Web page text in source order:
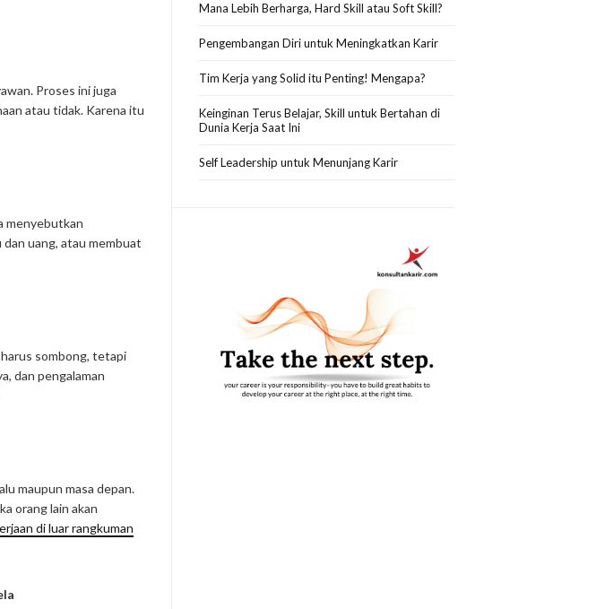
Proses ini juga
atau tidak. Karena itu
menyebutkan
uang, atau membuat
sombong, tetapi
dan pengalaman
maupun masa depan.
orang lain akan
di luar rangkuman
Mana Lebih Berharga, Hard Skill atau Soft Skill?
Pengembangan Diri untuk Meningkatkan Karir
Tim Kerja yang Solid itu Penting! Mengapa?
Keinginan Terus Belajar, Skill untuk Bertahan di
Dunia Kerja Saat Ini
Self Leadership untuk Menunjang Karir